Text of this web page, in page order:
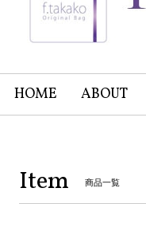
HOME ABOUT
Item 商品一覧